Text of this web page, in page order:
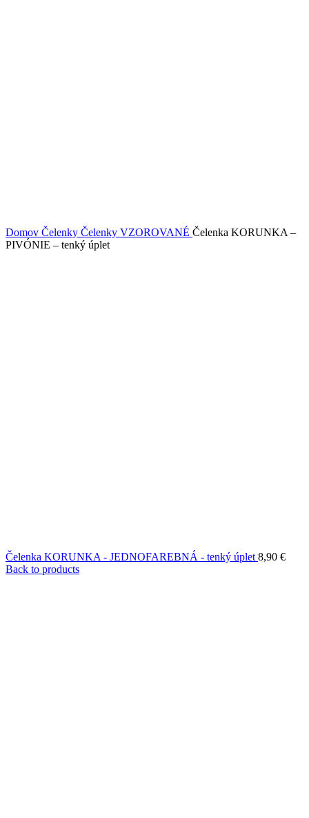
Domov Čelenky Čelenky VZOROVANÉ Čelenka KORUNKA –
PIVÓNIE – tenký úplet
Čelenka KORUNKA - JEDNOFAREBNÁ - tenký úplet 8,90 €
Back to products